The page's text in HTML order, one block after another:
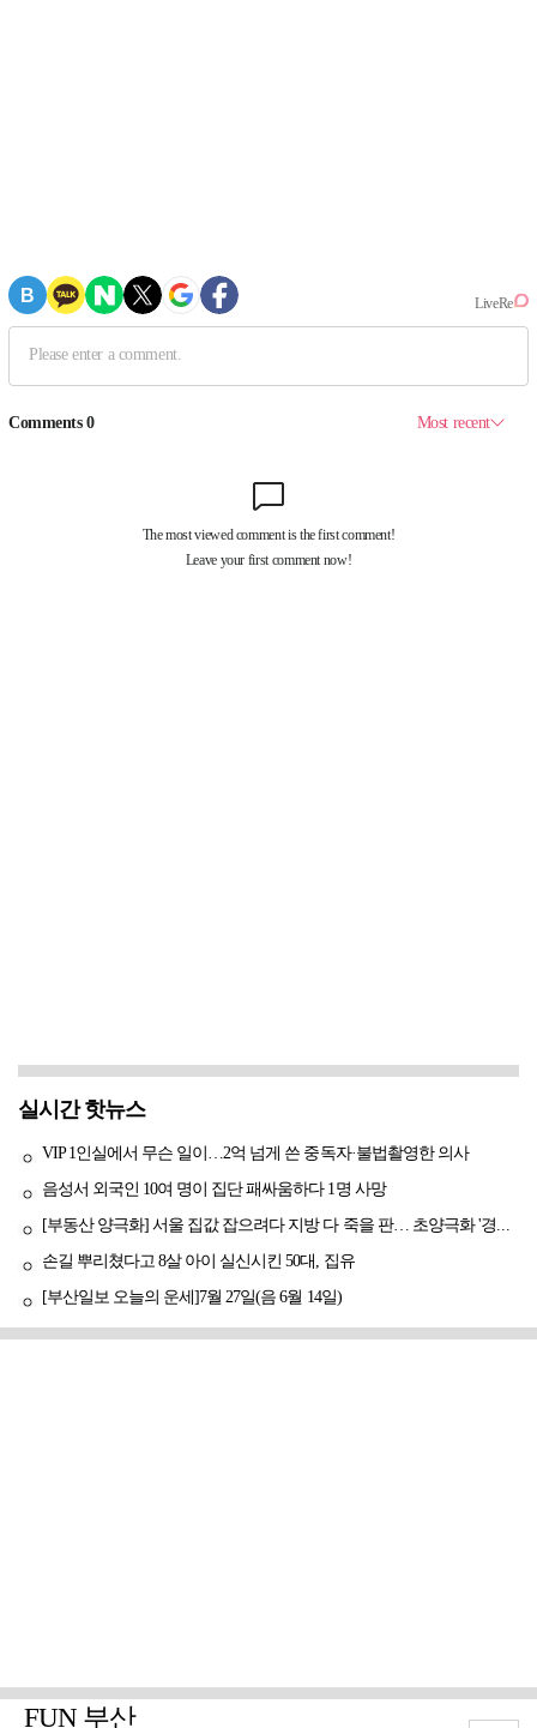
실시간 핫뉴스
VIP 1인실에서 무슨 일이…2억 넘게 쓴 중독자·불법촬영한 의사
음성서 외국인 10여 명이 집단 패싸움하다 1명 사망
[부동산 양극화] 서울 집값 잡으려다 지방 다 죽을 판… 초양극화 '경고등'
손길 뿌리쳤다고 8살 아이 실신시킨 50대, 집유
[부산일보 오늘의 운세]7월 27일(음 6월 14일)
FUN 부산